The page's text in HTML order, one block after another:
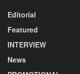
Editorial
Featured
INTERVIEW
News